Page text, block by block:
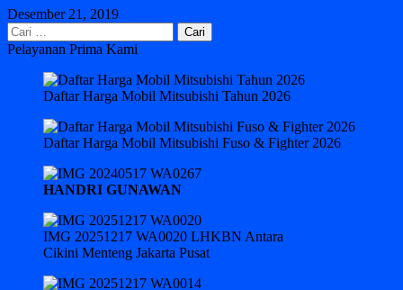
Desember 21, 2019
Cari
untuk:
Pelayanan Prima Kami
Daftar Harga Mobil Mitsubishi Tahun 2026
Daftar Harga Mobil Mitsubishi Fuso & Fighter 2026
HANDRI GUNAWAN
IMG 20251217 WA0020 LHKBN Antara
Cikini Menteng Jakarta Pusat